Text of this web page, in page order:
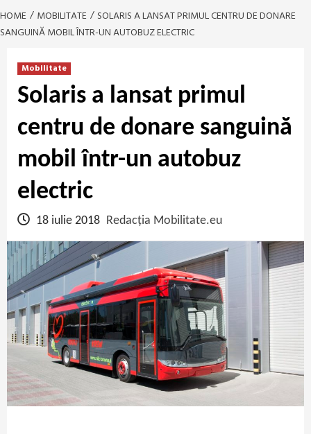
HOME MOBILITATE
SOLARIS A LANSAT PRIMUL CENTRU DE DONARE
SANGUINĂ MOBIL ÎNTR-UN AUTOBUZ ELECTRIC
Mobilitate
Solaris a lansat primul
centru de donare sanguină
mobil într-un autobuz
electric
18 iulie 2018 Redacția Mobilitate.eu